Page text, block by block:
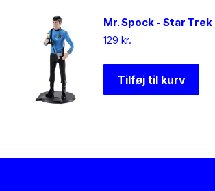
Mr. Spock - Star Trek
129kr.
Tilføj til kurv